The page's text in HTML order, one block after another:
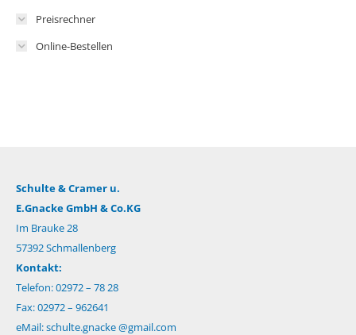
Preisrechner
Online-Bestellen
Schulte & Cramer u.
E.Gnacke GmbH & Co.KG
Im Brauke 28
57392 Schmallenberg
Kontakt:
Telefon: 02972 – 78 28
Fax: 02972 – 962641
eMail:schulte.gnacke @gmail.com